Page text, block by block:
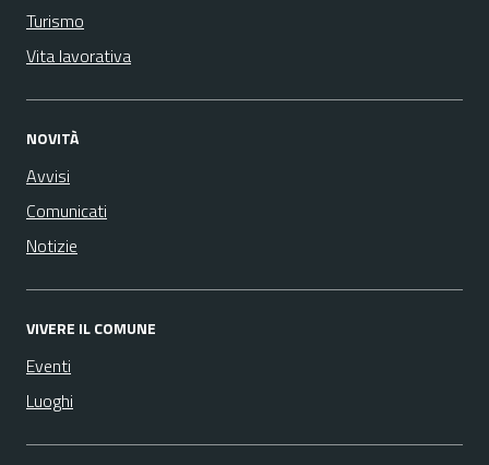
Turismo
Vita lavorativa
NOVITÀ
Avvisi
Comunicati
Notizie
VIVERE IL COMUNE
Eventi
Luoghi